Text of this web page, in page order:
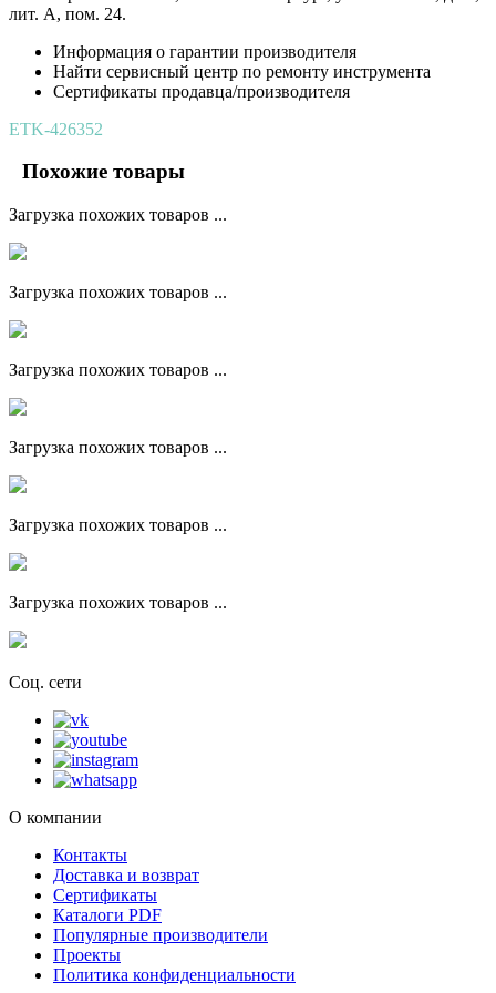
лит. А, пом. 24.
Информация о гарантии производителя
Найти сервисный центр по ремонту инструмента
Сертификаты продавца/производителя
ETK-426352
Похожие товары
Загрузка похожих товаров ...
Загрузка похожих товаров ...
Загрузка похожих товаров ...
Загрузка похожих товаров ...
Загрузка похожих товаров ...
Загрузка похожих товаров ...
Соц. сети
О компании
Контакты
Доставка и возврат
Сертификаты
Каталоги PDF
Популярные производители
Проекты
Политика конфиденциальности